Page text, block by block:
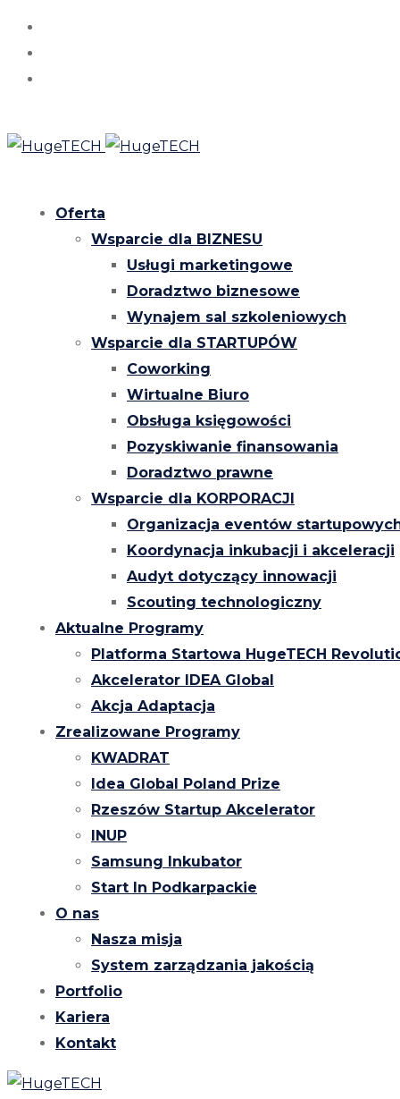
Oferta
Wsparcie dla BIZNESU
Usługi marketingowe
Doradztwo biznesowe
Wynajem sal szkoleniowych
Wsparcie dla STARTUPÓW
Coworking
Wirtualne Biuro
Obsługa księgowości
Pozyskiwanie finansowania
Doradztwo prawne
Wsparcie dla KORPORACJI
Organizacja eventów
Koordynacja inkubacji i akceleracji
Audyt dotyczący innowacji
Scouting technologiczny
Aktualne Programy
Platforma Startowa HugeTECH
Akcelerator IDEA Global
Akcja Adaptacja
Zrealizowane Programy
KWADRAT
Idea Global Poland Prize
Rzeszów Startup Akcelerator
INUP
Samsung Inkubator
Start In Podkarpackie
O nas
Nasza misja
System zarządzania jakością
Portfolio
Kariera
Kontakt